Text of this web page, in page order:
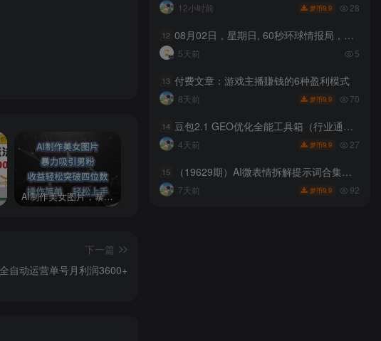
AI制作美女图片，暴力吸引男粉，收益轻松突破四位数，操作简单 上手难度低 2024年最新玩法转转无货源电商，新手小白 简单操作，长期稳定 日收入500＋
下一篇
自动运营单号月利润3600+
12小时前 梦币9.9 28
12 08月02日，星期日, 60秒环球情报局，天天带你吃瓜看世界！
5天前 5
13 付费文章：游戏主播賺钱的6种盈利模式
8天前 梦币9.9 70
14 豆包2.1 GEO优化全能工具箱（行业通用版）v1.0，会复制粘贴即可，无需技术背景
4天前 梦币9.9 27
15 （19629期）AI微表情拆解提示词合集，精准调控AI角色表情，告别塑料感、AI面瘫脸。
7天前 梦币9.9 92